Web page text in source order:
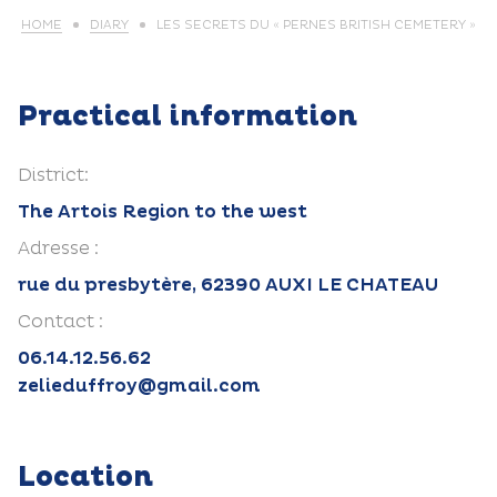
HOME DIARY LES SECRETS DU « PERNES BRITISH CEMETERY »
Practical information
District:
The Artois Region to the west
Adresse :
rue du presbytère, 62390 AUXI LE CHATEAU
Contact :
06.14.12.56.62
zelieduffroy@gmail.com
Location